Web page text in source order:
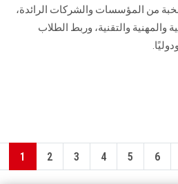
من المؤسسات والشركات الرائدة،
والتقنية، وربط الطلاب
1 2 3 4 5 6